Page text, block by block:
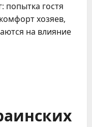
попытка гостя
хозяев,
на влияние